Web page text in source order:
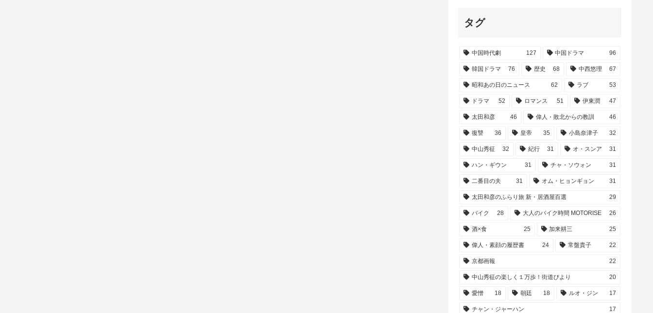
タグ
中国時代劇 127 中国ドラマ 96
韓国ドラマ 76 歴史 68 中西悠理 67
昭和あの日のニュース 62 ラブ 53
ドラマ 52 ロマンス 51 伊東潤 47
太田和彦 46 偉人・敗北からの教訓 46
復讐 36 皇帝 35 小島奈津子 32
中山秀征 32 紀行 31 オ・スンア 31
ハン・ギウン 31 チャ・ソウォン 31
二番目の夫 31 オム・ヒョンギョン 31
太田和彦のふらり旅 新・居酒屋百選 29
バイク 28 大人のバイク時間 MOTORISE 26
酒×食 25 加来耕三 25
偉人・素顔の履歴書 24 常盤貴子 22
京都画報 22
中山秀征の楽しく１万歩！街道びより 20
愛憎 18 朝廷 18 ルオ・ジン 17
チャン・ジャーハン 17